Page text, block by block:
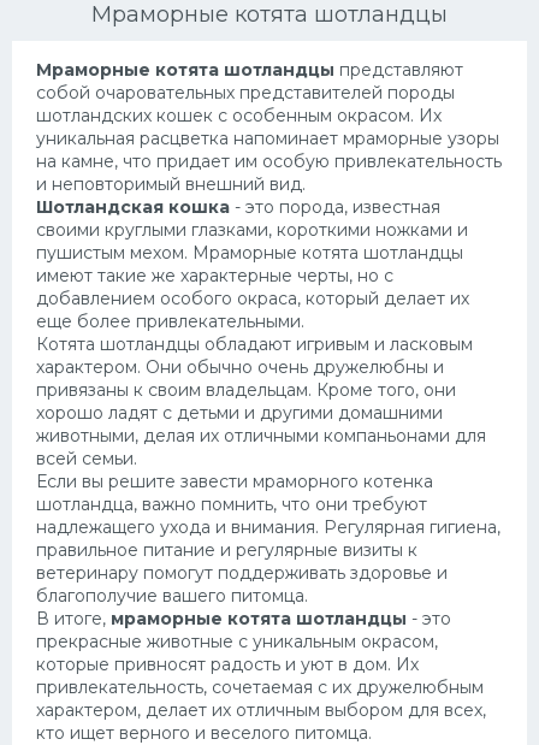
Мраморные котята шотландцы
Мраморные котята шотландцы представляют
собой очаровательных представителей породы
шотландских кошек с особенным окрасом. Их
уникальная расцветка напоминает мраморные узоры
на камне, что придает им особую привлекательность
и неповторимый внешний вид.
Шотландская кошка- это порода, известная
своими круглыми глазками, короткими ножками и
пушистым мехом. Мраморные котята шотландцы
имеют такие же характерные черты, но с
добавлением особого окраса, который делает их
еще более привлекательными.
Котята шотландцы обладают игривым и ласковым
характером. Они обычно очень дружелюбны и
привязаны к своим владельцам. Кроме того, они
хорошо ладят с детьми и другими домашними
животными, делая их отличными компаньонами для
всей семьи.
Если вы решите завести мраморного котенка
шотландца, важно помнить, что они требуют
надлежащего ухода и внимания. Регулярная гигиена,
правильное питание и регулярные визиты к
ветеринару помогут поддерживать здоровье и
благополучие вашего питомца.
В итоге, мраморные котята шотландцы - это
прекрасные животные с уникальным окрасом,
которые привносят радость и уют в дом. Их
привлекательность, сочетаемая с их дружелюбным
характером, делает их отличным выбором для всех,
кто ищет верного и веселого питомца.
Мейн Куны
Большие кошки
Сиамские кошки
Окрасы кошек
Сфинксы
Мебель для животных